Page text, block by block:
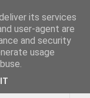
its services
user-agent are
and security
usage